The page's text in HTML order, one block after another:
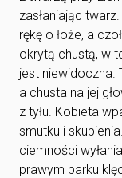
zasłaniając
rękę o łoże, a
okrytą chustą, w
jest niewidoczna.
a chusta na jej
z tyłu. Kobieta
smutku i
ciemności
prawym barku